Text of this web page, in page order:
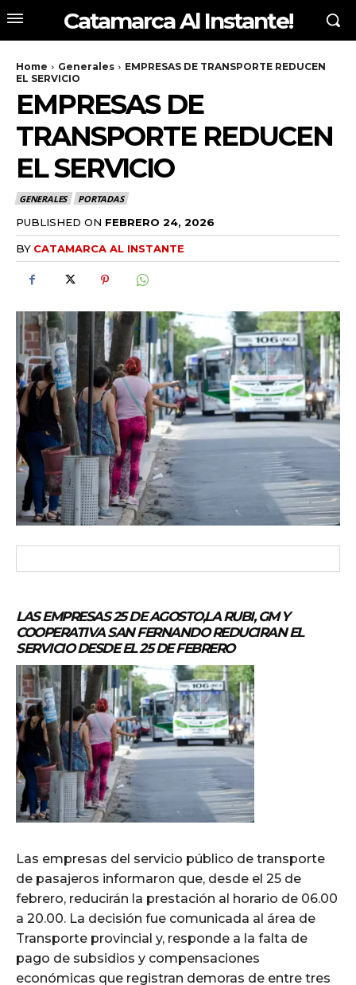
Catamarca Al Instante!
Home Generales
EMPRESAS DE TRANSPORTE REDUCEN
EL SERVICIO
EMPRESAS DE
TRANSPORTE REDUCEN
EL SERVICIO
GENERALES PORTADAS
PUBLISHED ON FEBRERO 24, 2026
BY CATAMARCA AL INSTANTE
LAS EMPRESAS 25 DE AGOSTO,LA RUBI, GM Y
COOPERATIVA SAN FERNANDO REDUCIRAN EL
SERVICIO DESDE EL 25 DE FEBRERO
Las empresas del servicio público de transporte
de pasajeros informaron que, desde el 25 de
febrero, reducirán la prestación al horario de 06.00
a 20.00. La decisión fue comunicada al área de
Transporte provincial y, responde a la falta de
pago de subsidios y compensaciones
económicas que registran demoras de entre tres